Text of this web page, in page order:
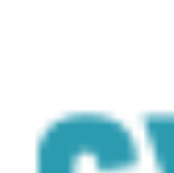
konferencje.
W ramach projektu